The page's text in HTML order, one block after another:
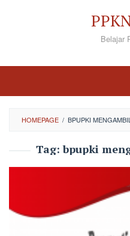
Belajar
HOMEPAGE / BPUPKI
Tag:bpupki